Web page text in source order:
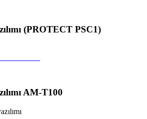
(PROTECT PSC1)
AM-T100